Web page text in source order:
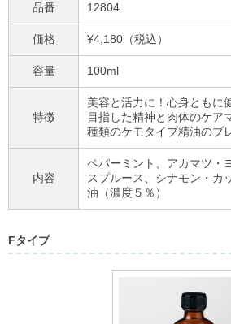
品番 12804
価格 ¥4,180（税込）
容量 100ml
特徴
美容と活力に！心身ともに
目指した精神と肉体のケア
種類のケモタイプ精油のブ
内容
ペパーミント、アカマツ・
スプルース、シナモン・カ
油（濃度５％）
Fタイプ